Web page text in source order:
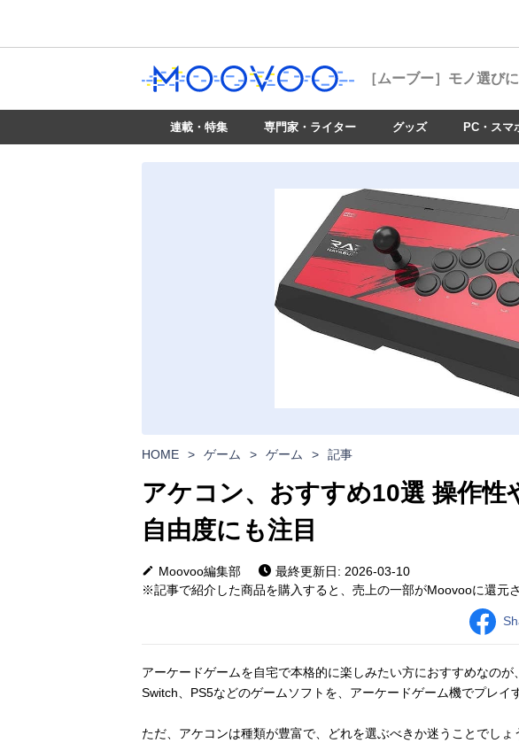
［ムーブー］ モノ選び
連載・特集 専門家・ライター グッズ PC・スマ
HOME > ゲーム > ゲーム > 記事
アケコン、おすすめ10選 操作性
自由度にも注目
Moovoo編集部
最終更新日: 2026-03-10
※記事で紹介した商品を購入すると、売上の一部がMoovooに還元
アーケードゲームを自宅で本格的に楽しみたい方におすすめなのが、
Switch、PS5などのゲームソフトを、アーケードゲーム機でプレイ
ただ、アケコンは種類が豊富で、どれを選ぶべきか迷うことでしょ